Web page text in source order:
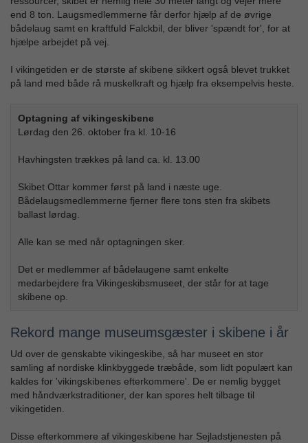
end 8 ton. Laugsmedlemmerne får derfor hjælp af de øvrige
bådelaug samt en kraftfuld Falckbil, der bliver 'spændt for', for at
hjælpe arbejdet på vej.
I vikingetiden er de største af skibene sikkert også blevet trukket
på land med både rå muskelkraft og hjælp fra eksempelvis heste.
Optagning af vikingeskibene
Lørdag den 26. oktober fra kl. 10-16
Havhingsten trækkes på land ca. kl. 13.00
Skibet Ottar kommer først på land i næste uge.
Bådelaugsmedlemmerne fjerner flere tons sten fra skibets
ballast lørdag.
Alle kan se med når optagningen sker.
Det er medlemmer af bådelaugene samt enkelte
medarbejdere fra Vikingeskibsmuseet, der står for at tage
skibene op.
Rekord mange museumsgæster i skibene i år
Ud over de genskabte vikingeskibe, så har museet en stor
samling af nordiske klinkbyggede træbåde, som lidt populært kan
kaldes for 'vikingskibenes efterkommere'. De er nemlig bygget
med håndværkstraditioner, der kan spores helt tilbage til
vikingetiden.
Disse efterkommere af vikingeskibene har Sejladstjenesten på